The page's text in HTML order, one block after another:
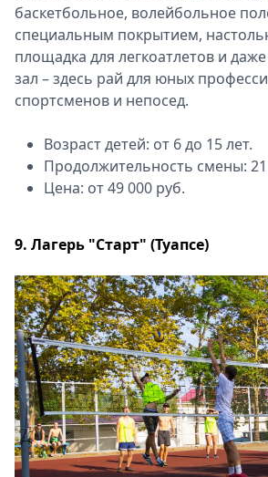
баскетбольное, волейбольное
специальным покрытием,
площадка для легкоатлетов и
зал – здесь рай для юных
спортсменов и непосед.
Возраст детей: от 6 до 15 лет.
Продолжительность смены:
Цена: от 49 000 руб.
9. Лагерь "Старт" (Туапсе)